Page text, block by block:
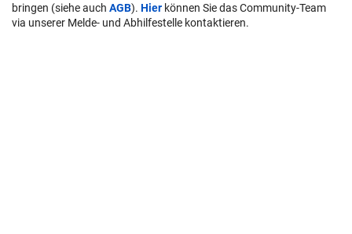
bringen (siehe auch AGB). Hier können Sie das Community-Team
via unserer Melde- und Abhilfestelle kontaktieren.